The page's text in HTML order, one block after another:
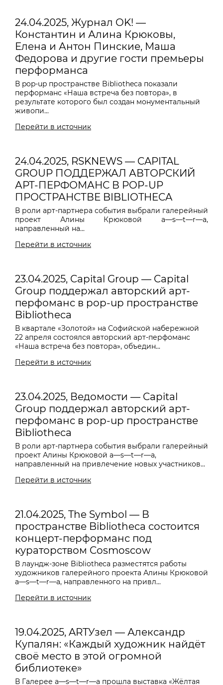
24.04.2025, Журнал OK! —
Константин и Алина Крюковы,
Елена и Антон Пинские, Маша
Федорова и другие гости премьеры
перформанса
В pop-up пространстве Bibliotheca показали
перформанс «Наша встреча без повтора», в
результате которого был создан монументальный
живопи...
Перейти в источник
24.04.2025, RSKNEWS — CAPITAL
GROUP ПОДДЕРЖАЛ АВТОРСКИЙ
АРТ-ПЕРФОМАНС В POP-UP
ПРОСТРАНСТВЕ BIBLIOTHECA
В роли арт-партнера события выбрали галерейный
проект Алины Крюковой a—s—t—r—a,
направленный на...
Перейти в источник
23.04.2025, Capital Group — Capital
Group поддержал авторский арт-
перфоманс в pop-up пространстве
Bibliotheca
В квартале «Золотой» на Софийской набережной
22 апреля состоялся авторский арт-перфоманс
«Наша встреча без повтора», объедин...
Перейти в источник
23.04.2025, Ведомости — Capital
Group поддержал авторский арт-
перфоманс в pop-up пространстве
Bibliotheca
В роли арт-партнера события выбрали галерейный
проект Алины Крюковой a—s—t—r—a,
направленный на привлечение новых участников...
Перейти в источник
21.04.2025, The Symbol — В
пространстве Bibliotheca состоится
концерт-перформанс под
кураторством Cosmoscow
В лаундж-зоне Bibliotheca разместятся работы
художников галерейного проекта Алины Крюковой
a—s—t—r—a, направленного на привл...
Перейти в источник
19.04.2025, ARTУзел — Александр
Купалян: «Каждый художник найдёт
своё место в этой огромной
библиотеке»
В Галерее a—s—t—r—a прошла выставка «Жёлтая